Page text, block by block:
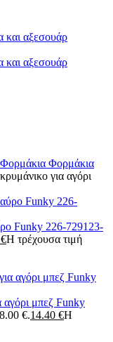
Φορμάκια Φορμάκια
για αγόρι
Funky 226-729123-
€Η τρέχουσα τιμή
αγόρι μπεζ Funky
€.14.40 €Η